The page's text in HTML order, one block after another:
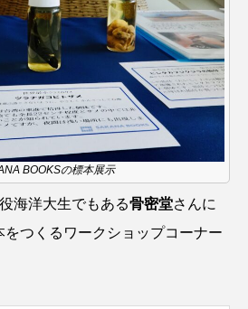
シトウズクラゲ シマハギ
レーゲルアオガエル
オ シログチ
ニ ジンベエザメ
スッポン
BOOKSの標本展示
海洋大生でもある骨密堂さんに
をつくるワークショップコーナー